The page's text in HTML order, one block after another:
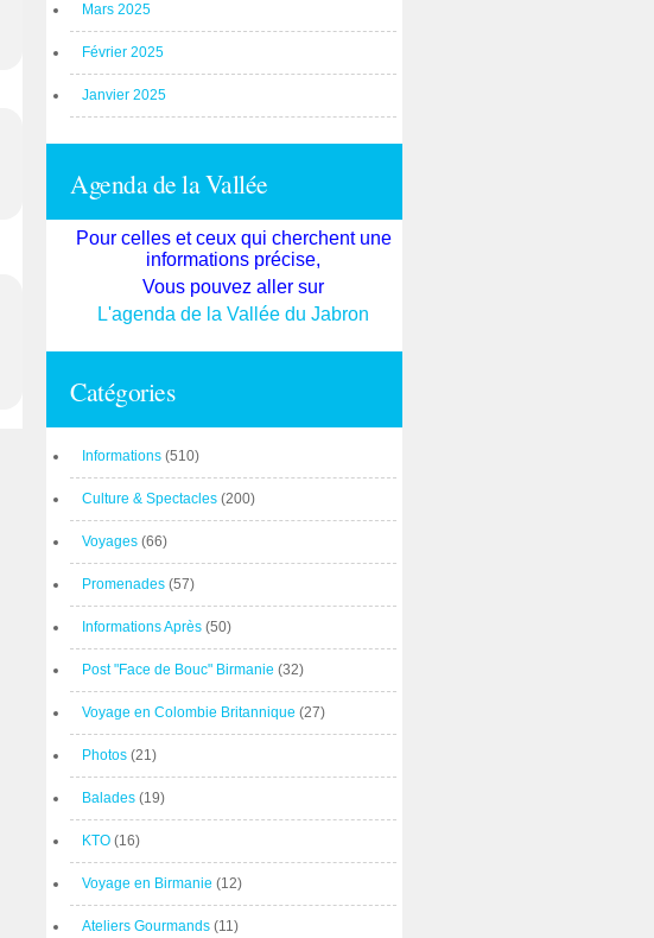
Mars 2025
Février 2025
Janvier 2025
Agenda de la Vallée
Pour celles et ceux qui cherchent une
informations précise,
Vous pouvez aller sur
L'agenda de la Vallée du Jabron
Catégories
Informations (510)
Culture & Spectacles (200)
Voyages (66)
Promenades (57)
Informations Après (50)
Post "Face de Bouc" Birmanie (32)
Voyage en Colombie Britannique (27)
Photos (21)
Balades (19)
KTO (16)
Voyage en Birmanie (12)
Ateliers Gourmands (11)